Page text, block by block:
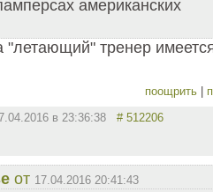
американских
"летающий" тренер
поощрить |
в 23:36:38 # 512206
от 17.04.2016 20:41:43